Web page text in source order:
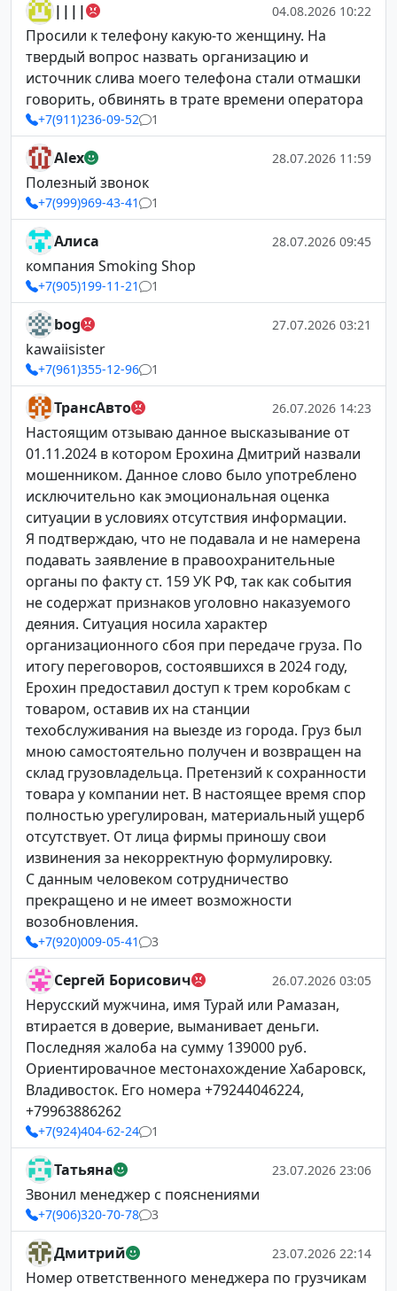
|||| 04.08.2026 10:22
Просили к телефону какую-то женщину. На
твердый вопрос назвать организацию и
источник слива моего телефона стали отмашки
говорить, обвинять в трате времени оператора
+7(911)236-09-52 1
Alex 28.07.2026 11:59
Полезный звонок
+7(999)969-43-41 1
Алиса 28.07.2026 09:45
компания Smoking Shop
+7(905)199-11-21 1
bog 27.07.2026 03:21
kawaiisister
+7(961)355-12-96 1
ТрансАвто 26.07.2026 14:23
Настоящим отзываю данное высказывание от
01.11.2024 в котором Ерохина Дмитрий назвали
мошенником. Данное слово было употреблено
исключительно как эмоциональная оценка
ситуации в условиях отсутствия информации.
Я подтверждаю, что не подавала и не намерена
подавать заявление в правоохранительные
органы по факту ст. 159 УК РФ, так как события
не содержат признаков уголовно наказуемого
деяния. Ситуация носила характер
организационного сбоя при передаче груза. По
итогу переговоров, состоявшихся в 2024 году,
Ерохин предоставил доступ к трем коробкам с
товаром, оставив их на станции
техобслуживания на выезде из города. Груз был
мною самостоятельно получен и возвращен на
склад грузовладельца. Претензий к сохранности
товара у компании нет. В настоящее время спор
полностью урегулирован, материальный ущерб
отсутствует. От лица фирмы приношу свои
извинения за некорректную формулировку.
С данным человеком сотрудничество
прекращено и не имеет возможности
возобновления.
+7(920)009-05-41 3
Сергей Борисович 26.07.2026 03:05
Нерусский мужчина, имя Турай или Рамазан,
втирается в доверие, выманивает деньги.
Последняя жалоба на сумму 139000 руб.
Ориентировачное местонахождение Хабаровск,
Владивосток. Его номера +79244046224,
+79963886262
+7(924)404-62-24 1
Татьяна 23.07.2026 23:06
Звонил менеджер с пояснениями
+7(906)320-70-78 3
Дмитрий 23.07.2026 22:14
Номер ответственного менеджера по грузчикам